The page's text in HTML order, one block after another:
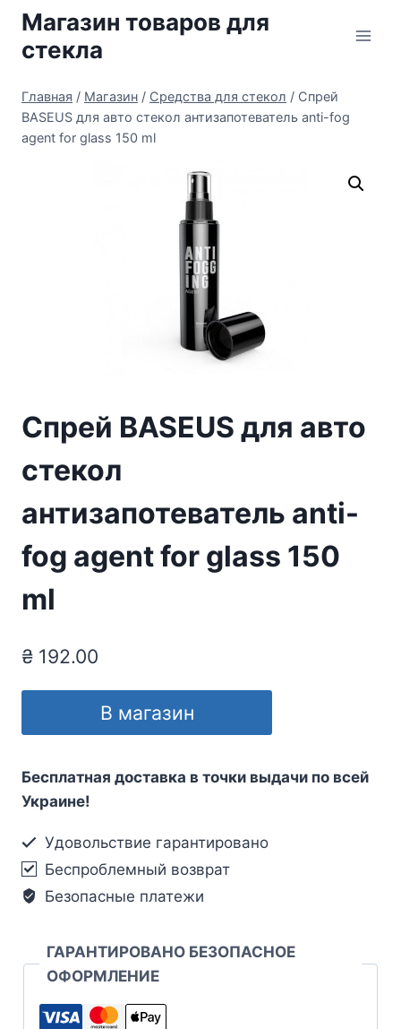
Перейти
содержимому
Магазин товаров для
стекла
Главная / Магазин / Средства для стекол / Спрей
BASEUS для авто стекол антизапотеватель anti-fog
agent for glass 150 ml
Спрей BASEUS для авто
стекол
антизапотеватель anti-
fog agent for glass 150
ml
₴ 192.00
В магазин
Бесплатная доставка в точки выдачи по всей
Украине!
Удовольствие гарантировано
Беспроблемный возврат
Безопасные платежи
ГАРАНТИРОВАНО БЕЗОПАСНОЕ
ОФОРМЛЕНИЕ